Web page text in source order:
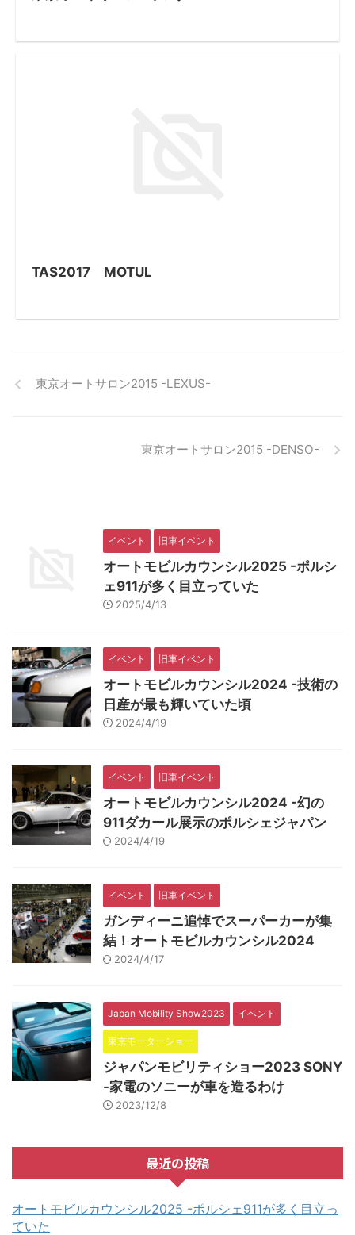
TAS2017 MOTUL
東京オートサロン2015 -LEXUS-
東京オートサロン2015 -DENSO-
イベント 旧車イベント
オートモビルカウンシル2025 -ポルシ
ェ911が多く目立っていた
2025/4/13
イベント 旧車イベント
オートモビルカウンシル2024 -技術の
日産が最も輝いていた頃
2024/4/19
イベント 旧車イベント
オートモビルカウンシル2024 -幻の
911ダカール展示のポルシェジャパン
2024/4/19
イベント 旧車イベント
ガンディーニ追悼でスーパーカーが集
結！オートモビルカウンシル2024
2024/4/17
Japan Mobility Show2023 イベント
東京モーターショー
ジャパンモビリティショー2023 SONY
-家電のソニーが車を造るわけ
2023/12/8
最近の投稿
オートモビルカウンシル2025 -ポルシェ911が多く目立っ
ていた